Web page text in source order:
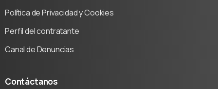
Política de Privacidad y Cookies
Perfil del contratante
Canal de Denuncias
Contáctanos